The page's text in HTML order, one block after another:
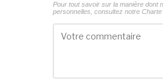
Pour tout savoir sur la manière dont
personnelles, consultez notre Charte